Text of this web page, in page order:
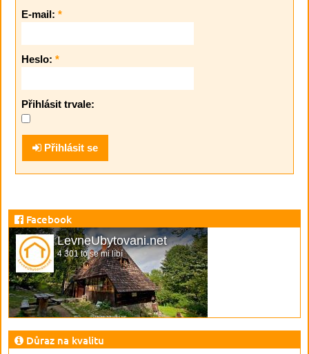
E-mail: *
Heslo: *
Přihlásit trvale:
Přihlásit se
Facebook
LevneUbytovani.net
4 301 to se mi líbí
Důraz na kvalitu